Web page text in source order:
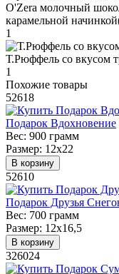
O'Zera молочный
карамельной
1
Т.Рюффель со вкусом
1
Похожие товары
52618
Подарок Вдохновение
Вес: 900 грамм
Размер: 12х22
В корзину
52610
Подарок Друзья
Вес: 700 грамм
Размер: 12х16,5
В корзину
326024